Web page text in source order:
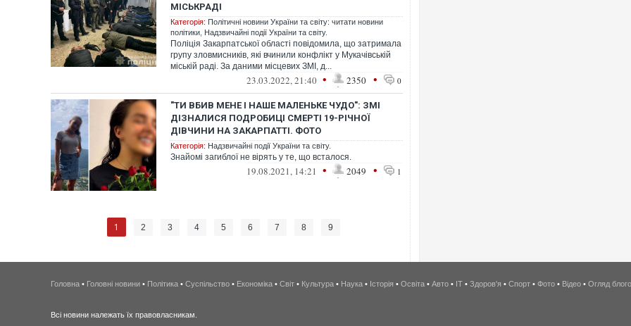
МІСЬКРАДІ
Категорія: Політичні новини України та світу: читати новини
політики Надзвичайні події України та світу.
Поліція Закарпатської області повідомила, що затримала
групу зловмисників, які вчинили конфлікт у Мукачівській
міській раді. За даними місцевих ЗМІ, д...
23.03.2022, 21:40 • 2350 • 0
"ТИ ВБИВ МЕНЕ І НАШЕ МАЛЕНЬКЕ ЧУДО": ЗМІ
ДІЗНАЛИСЯ ПОДРОБИЦІ СМЕРТІ 19-РІЧНОЇ
ДІВЧИНИ НА ЗАКАРПАТТІ. ФОТО
Категорія: Надзвичайні події України та світу.
Знайомі загиблої не вірять у те, що всталося.
19.08.2021, 14:21 • 2049 • 1
1 2 3 4 5 6 7 8 9
Головна • Головні новини • Політика • Суспільство • Економіка • Світ • Культура • Наука • Історія • Освіта • Авто • IT • Здоров'я • Спорт • Фото • Відео • Огляд
Всі новини належать їх правовласникам.